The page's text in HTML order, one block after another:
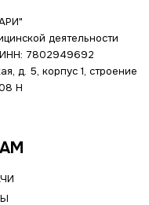
деятельности
ИНН: 7802949692
д. 5, корпус 1, строение
Н